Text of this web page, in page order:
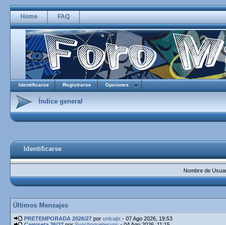
Home FAQ
Identificarse Registrarse Opciones
Índice general
Identificarse
Nombre de
Últimos Mensajes
PRETEMPORADA 2026/27 por unicajix - 07 Ago 2026, 19:53